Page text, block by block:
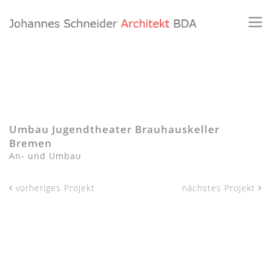
Umbau Jugendtheater Brauhauskeller
Bremen
An- und Umbau
vorheriges Projekt nächstes Projekt